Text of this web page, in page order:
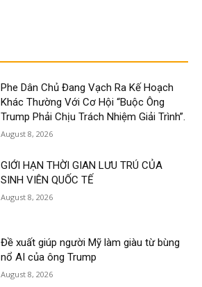
Phe Dân Chủ Đang Vạch Ra Kế Hoạch
Khác Thường Với Cơ Hội “Buộc Ông
Trump Phải Chịu Trách Nhiệm Giải Trình”.
August 8, 2026
GIỚI HẠN THỜI GIAN LƯU TRÚ CỦA
SINH VIÊN QUỐC TẾ
August 8, 2026
Đề xuất giúp người Mỹ làm giàu từ bùng
nổ AI của ông Trump
August 8, 2026